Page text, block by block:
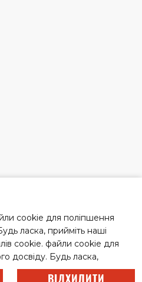
історії" публікуємо
cookie для поліпшення
ласка, прийміть наші
cookie. файли cookie для
досвіду. Будь ласка,
файлів cookie.
ВІДХИЛИТИ